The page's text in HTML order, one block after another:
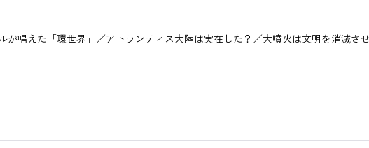
が唱えた「環世界」／アトランティス大陸は実在した？／大噴火は文明を消滅さ